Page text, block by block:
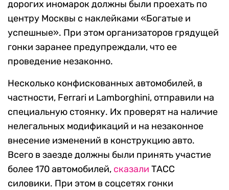
дорогих иномарок должны были проехать по
центру Москвы с наклейками «Богатые и
успешные». При этом организаторов грядущей
гонки заранее предупреждали, что ее
проведение незаконно.
Несколько конфискованных автомобилей, в
частности, Ferrari и Lamborghini, отправили на
специальную стоянку. Их проверят на наличие
нелегальных модификаций и на незаконное
внесение изменений в конструкцию авто.
Всего в заезде должны были принять участие
более 170 автомобилей, сказали ТАСС
силовики. При этом в соцсетях гонки